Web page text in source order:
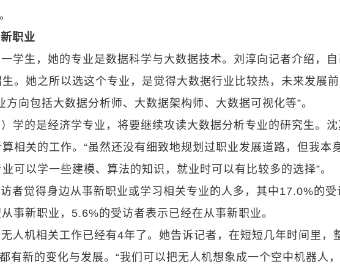
职业
学生，她的专业是数据科学与大数据技术。刘淳向记者介绍，
。她之所以选这个专业，是觉得大数据行业比较热，未来发展
方向包括大数据分析师、大数据架构师、大数据可视化等”。
学的是经济学专业，将要继续攻读大数据分析专业的研究生。
相关的工作。“虽然还没有细致地规划过职业发展道路，但我本
可以学一些建模、算法的知识，就业时可以有比较多的选择”。
者觉得身边从事新职业或学习相关专业的人多，其中17.0%的受
事新职业，5.6%的受访者表示已经在从事新职业。
人机相关工作已经有4年了。她告诉记者，在短短几年时间里，
有新的变化与发展。“我们可以把无人机想象成一个空中机器人